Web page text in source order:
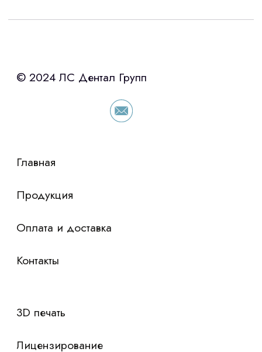
Интересует лизинг?
«Уралпромлизинг» подберем выгодные
условия по лизингу оборудования,
просто оставьте контакты чтобы мы
сориентировали по условиям